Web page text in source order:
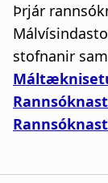
Þrjár
stofnanir